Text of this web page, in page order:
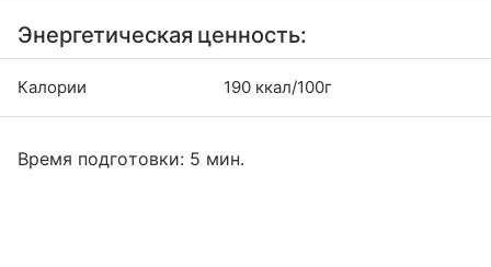
Энергетическая ценность:
Калории 190 ккал/100г
Время подготовки: 5 мин.